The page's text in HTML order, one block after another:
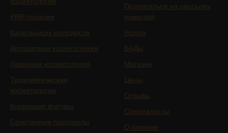
PRP-терапия
Капельницы молодости
Аппаратная косметология
Лазерная косметология
Терапевтическая
косметология
Коррекция фигуры
Сочетанные протоколы
Подписаться на рассылку
новостей
Услуги
БАДы
Магазин
Цены
Отзывы
Специалисты
О клинике